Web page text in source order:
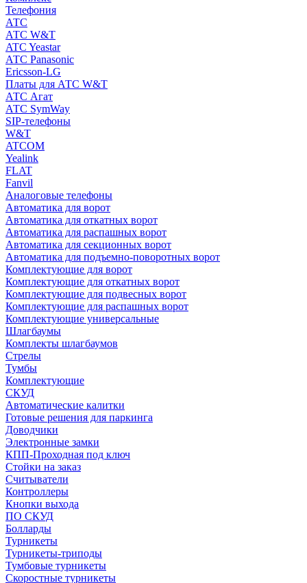
Телефония
АТС
АТС W&T
ATC Yeastar
АТС Panasonic
Ericsson-LG
Платы для АТС W&T
АТС Агат
АТС SymWay
SIP-телефоны
W&T
ATCOM
Yealink
FLAT
Fanvil
Аналоговые телефоны
Автоматика для ворот
Автоматика для откатных ворот
Автоматика для распашных ворот
Автоматика для секционных ворот
Автоматика для подъемно-поворотных ворот
Комплектующие для ворот
Комплектующие для откатных ворот
Комплектующие для подвесных ворот
Комплектующие для распашных ворот
Комплектующие универсальные
Шлагбаумы
Комплекты шлагбаумов
Стрелы
Тумбы
Комплектующие
СКУД
Автоматические калитки
Готовые решения для паркинга
Доводчики
Электронные замки
КПП-Проходная под ключ
Стойки на заказ
Считыватели
Контроллеры
Кнопки выхода
ПО СКУД
Болларды
Турникеты
Турникеты-триподы
Тумбовые турникеты
Скоростные турникеты